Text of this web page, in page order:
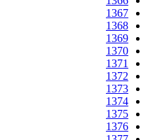
1367
1368
1369
1370
1371
1372
1373
1374
1375
1376